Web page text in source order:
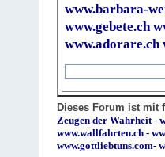
www.barbara-
www.gebete.ch
www.adorare.ch
Dieses Forum ist mit
Zeugen der Wahrheit-
www.wallfahrten.ch -
www.gottliebtuns.com-